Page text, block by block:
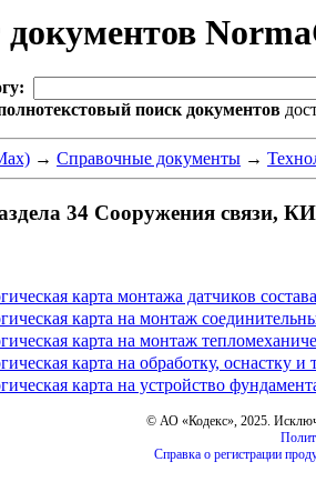
поиск документов
→ Справочные документы →
34 Сооружения связи,
карта монтажа датчиков
карта на монтаж
карта на монтаж
карта на обработку, оснастку
карта на устройство
© АО «Кодекс», 2025.
Справка о регистрации